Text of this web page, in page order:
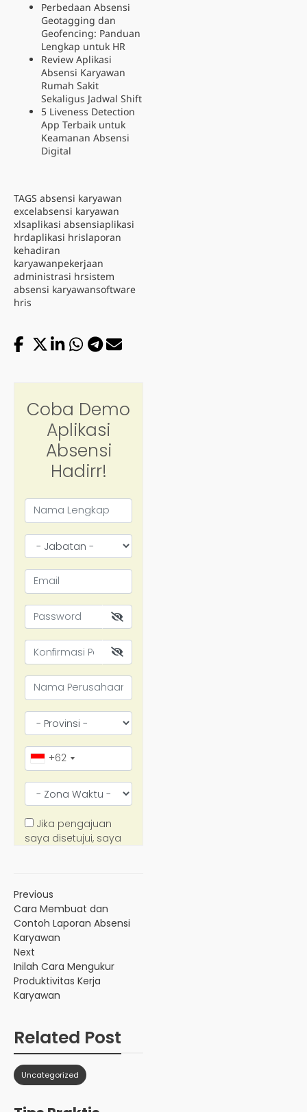
Perbedaan Absensi
Geotagging dan
Geofencing: Panduan
Lengkap untuk HR
Review Aplikasi
Absensi Karyawan
Rumah Sakit
Sekaligus Jadwal Shift
5 Liveness Detection
App Terbaik untuk
Keamanan Absensi
Digital
TAGS absensi karyawan
excelabsensi karyawan
xlsaplikasi absensiaplikasi
hrdaplikasi hrislaporan
kehadiran
karyawanpekerjaan
administrasi hrsistem
absensi karyawansoftware
hris
Previous
Cara Membuat dan
Contoh Laporan Absensi
Karyawan
Next
Inilah Cara Mengukur
Produktivitas Kerja
Karyawan
Related Post
Uncategorized